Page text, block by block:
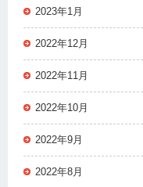
2023年1月
2022年12月
2022年11月
2022年10月
2022年9月
2022年8月